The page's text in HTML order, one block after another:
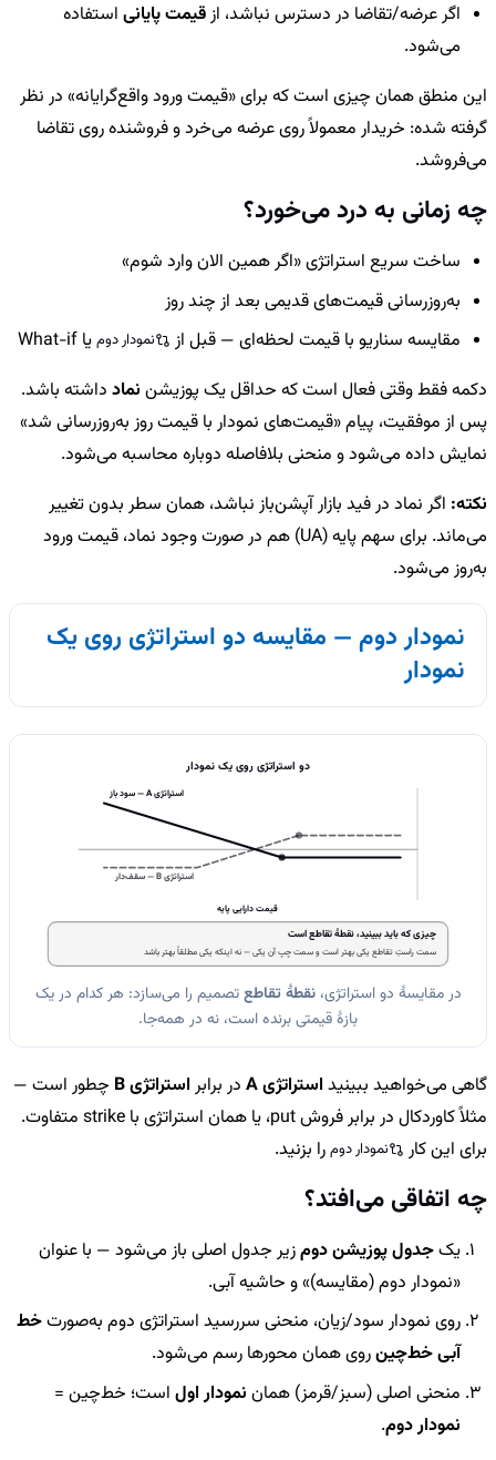
اگر عرضه/تقاضا در دسترس نباشد، ازقیمت پایانی استفاده
می‌شود.
این منطق همان چیزی است که برای «قیمت ورود واقع‌گرایانه» در نظر
گرفته شده: خریدار معمولاً روی عرضه می‌خرد و فروشنده روی تقاضا
می‌فروشد.
چه زمانی به درد می‌خورد؟
ساخت سریع استراتژی «اگر همین الان وارد شوم»
به‌روزرسانی قیمت‌های قدیمی بعد از چند روز
مقایسه سناریو با قیمت لحظه‌ای — قبل از
نمودار دومیا What-if
دکمه فقط وقتی فعال است که حداقل یک پوزیشن نماد داشته باشد.
پس از موفقیت، پیام «قیمت‌های نمودار با قیمت روز به‌روزرسانی شد»
نمایش داده می‌شود و منحنی بلافاصله دوباره محاسبه می‌شود.
نکته: اگر نماد در فید بازار آپشن‌باز نباشد، همان سطر بدون تغییر
می‌ماند. برای سهم پایه (UA) هم در صورت وجود نماد، قیمت ورود
به‌روز می‌شود.
نمودار دوم — مقایسه دو استراتژی روی یک
نمودار
دو استراتژی روی یک نمودار
استراتژی A — سود باز
استراتژی B — سقف‌دار
قیمت دارایی پایه
چیزی که باید ببینید، نقطهٔ تقاطع است
سمت راستِ تقاطع یکی بهتر است و سمت چپ آن یکی — نه اینکه یکی مطلقاً بهتر باشد
در مقایسهٔ دو استراتژی،نقطهٔ تقاطعتصمیم را می‌سازد: هر کدام در یک
بازهٔ قیمتی برنده است، نه در همه‌جا.
گاهی می‌خواهید ببینید استراتژی A در برابر استراتژی B
چطور است —
مثلاً کاوردکال در برابر فروش put، یا همان استراتژی با strike متفاوت.
برای این کار
نمودار دومرا بزنید.
چه اتفاقی می‌افتد؟
یکجدول پوزیشن دومزیر جدول اصلی باز می‌شود — با عنوان
«نمودار دوم (مقایسه)» و حاشیه آبی.
روی نمودار سود/زیان، منحنی سررسید استراتژی دوم به‌صورتخط
آبی خط‌چینروی همان محورها رسم می‌شود.
منحنی اصلی (سبز/قرمز) همان نمودار اول است؛ خط‌چین =
نمودار دوم.